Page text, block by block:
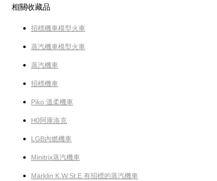
相關收藏品
招標機車模型火車
蒸汽機車模型火車
蒸汽機車
招標機車
Piko 溫柔機車
H0阿庫洛克
LGB內燃機車
Minitrix蒸汽機車
Märklin K.W.St.E.有招標的蒸汽機車